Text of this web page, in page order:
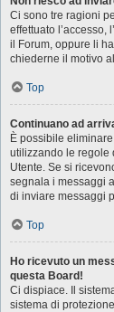
Ci sono tre ragioni
effettuato l’accesso,
il Forum, oppure li
chiederne il motivo
Top
Continuano ad
È possibile
utilizzando le regole
Utente. Se si
segnala i messaggi
di inviare messaggi
Top
Ho ricevuto un
questa Board!
Ci dispiace. Il
sistema di